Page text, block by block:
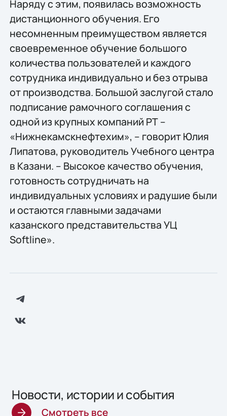
Наряду с этим, появилась возможность
дистанционного обучения. Его
несомненным преимуществом является
своевременное обучение большого
количества пользователей и каждого
сотрудника индивидуально и без отрыва
от производства. Большой заслугой стало
подписание рамочного соглашения с
одной из крупных компаний РТ –
«Нижнекамскнефтехим», – говорит Юлия
Липатова, руководитель Учебного центра
в Казани. – Высокое качество обучения,
готовность сотрудничать на
индивидуальных условиях и радушие были
и остаются главными задачами
казанского представительства УЦ
Softline».
Новости, истории и события
Смотреть все